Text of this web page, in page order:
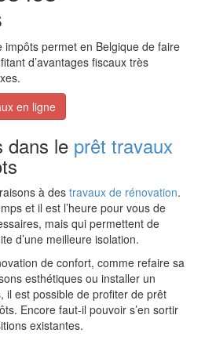
impôts permet en Belgique de faire
d’avantages fiscaux très
en ligne
dans le prêt travaux
à des travaux de rénovation.
et il est l’heure pour vous de
mais qui permettent de
d’une meilleure isolation.
de confort, comme refaire sa
esthétiques ou installer un
il est possible de profiter de prêt
Encore faut-il pouvoir s’en sortir
existantes.